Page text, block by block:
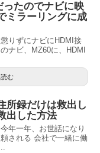
ったのでナビに映
ミラーリングに成
りずにナビにHDMI接
ナビ、MZ60に、HDMI
む
所録だけは救出し
出した方法
年一年、お世話になり
される 会社で一緒に働